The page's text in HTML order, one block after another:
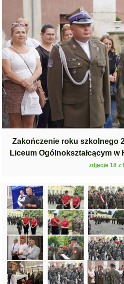
Zakończenie roku szkolnego
Liceum Ogólnokształcącym w
zdjęcie 18 z